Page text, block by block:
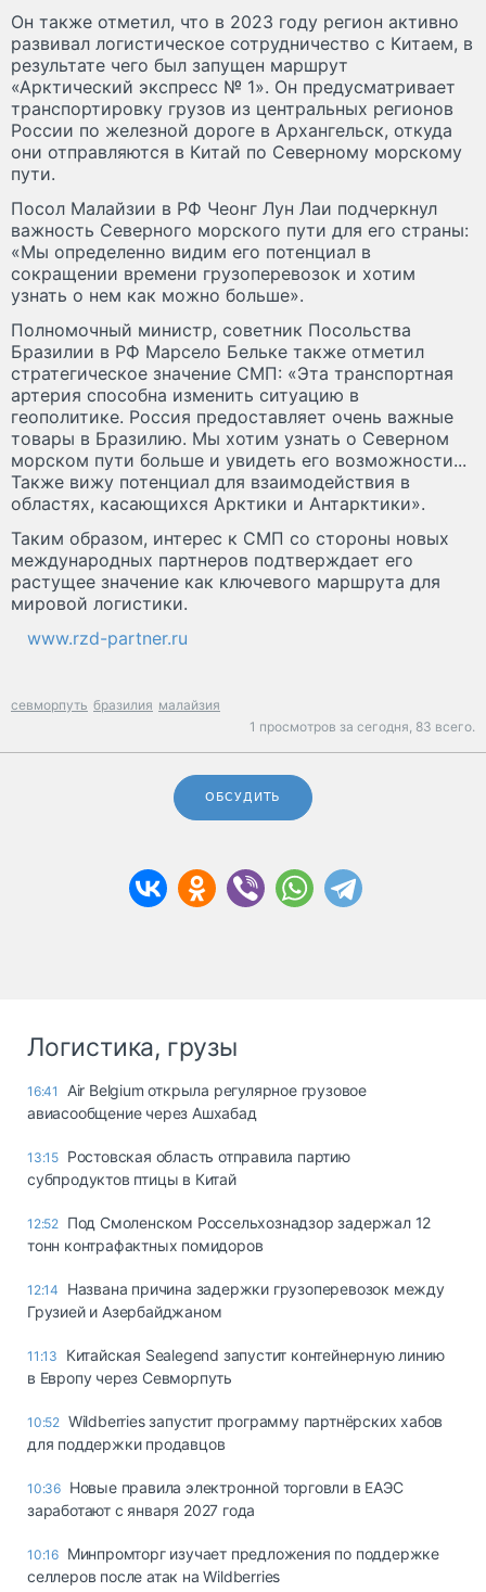
Он также отметил, что в 2023 году регион активно
развивал логистическое сотрудничество с Китаем, в
результате чего был запущен маршрут
«Арктический экспресс № 1». Он предусматривает
транспортировку грузов из центральных регионов
России по железной дороге в Архангельск, откуда
они отправляются в Китай по Северному морскому
пути.
Посол Малайзии в РФ Чеонг Лун Лаи подчеркнул
важность Северного морского пути для его страны:
«Мы определенно видим его потенциал в
сокращении времени грузоперевозок и хотим
узнать о нем как можно больше».
Полномочный министр, советник Посольства
Бразилии в РФ Марсело Бельке также отметил
стратегическое значение СМП: «Эта транспортная
артерия способна изменить ситуацию в
геополитике. Россия предоставляет очень важные
товары в Бразилию. Мы хотим узнать о Северном
морском пути больше и увидеть его возможности...
Также вижу потенциал для взаимодействия в
областях, касающихся Арктики и Антарктики».
Таким образом, интерес к СМП со стороны новых
международных партнеров подтверждает его
растущее значение как ключевого маршрута для
мировой логистики.
www.rzd-partner.ru
севморпуть бразилия малайзия
1 просмотров за сегодня, 83 всего.
ОБСУДИТЬ
Логистика, грузы
16:41
Air Belgium открыла регулярное грузовое
авиасообщение через Ашхабад
13:15 Ростовская область отправила партию
субпродуктов птицы в Китай
12:52 Под Смоленском Россельхознадзор задержал 12
тонн контрафактных помидоров
12:14
Названа причина задержки грузоперевозок между
Грузией и Азербайджаном
11:13
Китайская Sealegend запустит контейнерную линию
в Европу через Севморпуть
10:52 Wildberries запустит программу партнёрских хабов
для поддержки продавцов
10:36 Новые правила электронной торговли в ЕАЭС
заработают с января 2027 года
10:16 Минпромторг изучает предложения по поддержке
селлеров после атак на Wildberries